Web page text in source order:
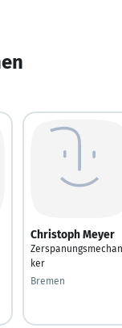
Christoph Meyer
ker
Bremen